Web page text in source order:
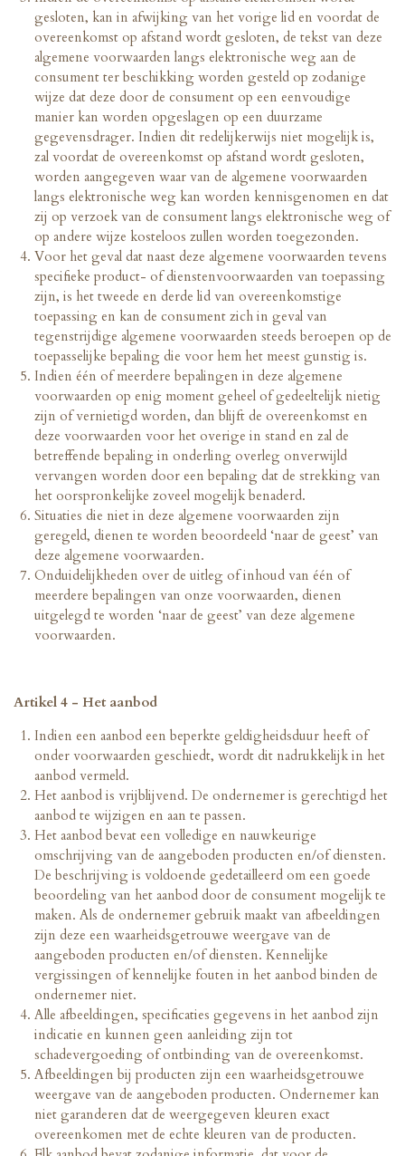
gesloten, kan in afwijking van het vorige lid en voordat de
overeenkomst op afstand wordt gesloten, de tekst van deze
algemene voorwaarden langs elektronische weg aan de
consument ter beschikking worden gesteld op zodanige
wijze dat deze door de consument op een eenvoudige
manier kan worden opgeslagen op een duurzame
gegevensdrager. Indien dit redelijkerwijs niet mogelijk is,
zal voordat de overeenkomst op afstand wordt gesloten,
worden aangegeven waar van de algemene voorwaarden
langs elektronische weg kan worden kennisgenomen en dat
zij op verzoek van de consument langs elektronische weg of
op andere wijze kosteloos zullen worden toegezonden.
Voor het geval dat naast deze algemene voorwaarden tevens
specifieke product- of dienstenvoorwaarden van toepassing
zijn, is het tweede en derde lid van overeenkomstige
toepassing en kan de consument zich in geval van
tegenstrijdige algemene voorwaarden steeds beroepen op de
toepasselijke bepaling die voor hem het meest gunstig is.
Indien één of meerdere bepalingen in deze algemene
voorwaarden op enig moment geheel of gedeeltelijk nietig
zijn of vernietigd worden, dan blijft de overeenkomst en
deze voorwaarden voor het overige in stand en zal de
betreffende bepaling in onderling overleg onverwijld
vervangen worden door een bepaling dat de strekking van
het oorspronkelijke zoveel mogelijk benaderd.
Situaties die niet in deze algemene voorwaarden zijn
geregeld, dienen te worden beoordeeld ‘naar de geest’ van
deze algemene voorwaarden.
Onduidelijkheden over de uitleg of inhoud van één of
meerdere bepalingen van onze voorwaarden, dienen
uitgelegd te worden ‘naar de geest’ van deze algemene
voorwaarden.
Artikel 4 - Het aanbod
Indien een aanbod een beperkte geldigheidsduur heeft of
onder voorwaarden geschiedt, wordt dit nadrukkelijk in het
aanbod vermeld.
Het aanbod is vrijblijvend. De ondernemer is gerechtigd het
aanbod te wijzigen en aan te passen.
Het aanbod bevat een volledige en nauwkeurige
omschrijving van de aangeboden producten en/of diensten.
De beschrijving is voldoende gedetailleerd om een goede
beoordeling van het aanbod door de consument mogelijk te
maken. Als de ondernemer gebruik maakt van afbeeldingen
zijn deze een waarheidsgetrouwe weergave van de
aangeboden producten en/of diensten. Kennelijke
vergissingen of kennelijke fouten in het aanbod binden de
ondernemer niet.
Alle afbeeldingen, specificaties gegevens in het aanbod zijn
indicatie en kunnen geen aanleiding zijn tot
schadevergoeding of ontbinding van de overeenkomst.
Afbeeldingen bij producten zijn een waarheidsgetrouwe
weergave van de aangeboden producten. Ondernemer kan
niet garanderen dat de weergegeven kleuren exact
overeenkomen met de echte kleuren van de producten.